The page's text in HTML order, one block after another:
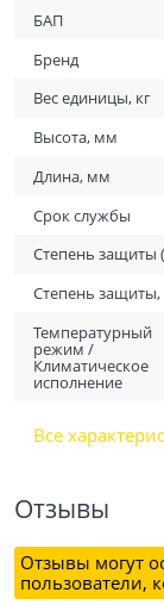
БАП
Бренд
Вес единицы, кг
Высота, мм
Длина, мм
Срок службы
Степень защиты
Степень защиты,
Температурный
режим /
Климатическое
исполнение
Все
Отзывы
Отзывы могут
пользователи,